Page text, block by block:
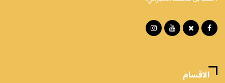
الاقسام